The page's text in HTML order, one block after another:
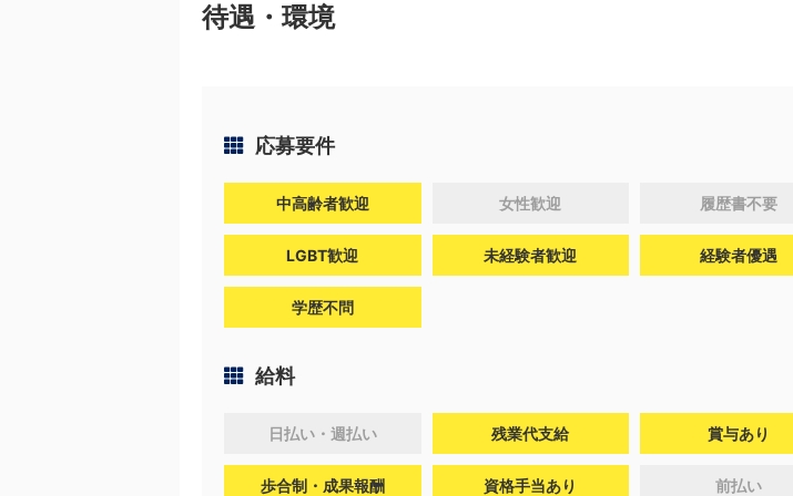
待遇・環境
応募要件
中高齢者歓迎 女性歓迎 履歴書不要
LGBT歓迎 未経験者歓迎 経験者優遇
学歴不問
給料
日払い・週払い 残業代支給 賞与あり
歩合制・成果報酬 資格手当あり 前払い